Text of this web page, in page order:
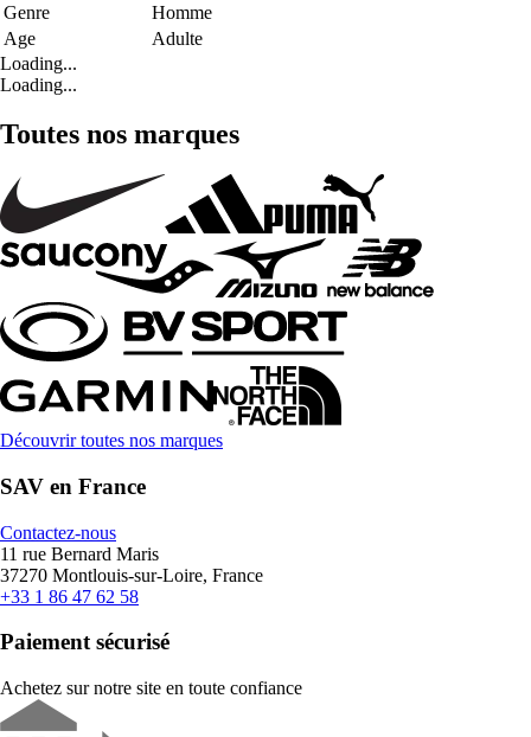
Genre
Homme
Age
Adulte
Loading...
Loading...
Toutes nos marques
Découvrir toutes nos marques
SAV en France
Contactez-nous
11 rue Bernard Maris
37270 Montlouis-sur-Loire, France
+33 1 86 47 62 58
Paiement sécurisé
Achetez sur notre site en toute confiance